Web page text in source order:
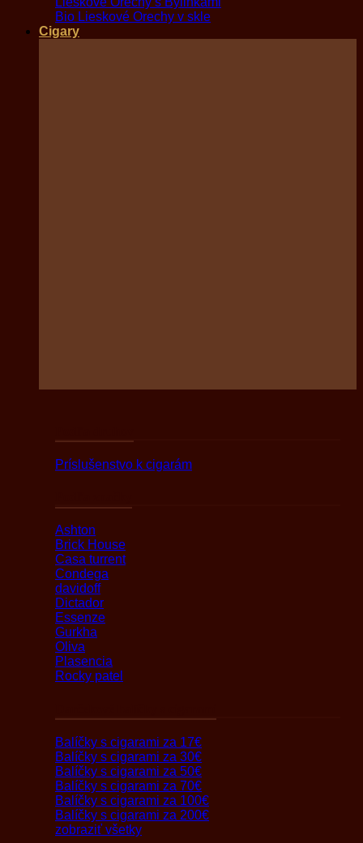
Bio Lieskové Orechy v skle
Cigary
Príslušenstvo k cigarám
Ashton
Brick House
Casa turrent
Condega
davidoff
Dictador
Essenze
Gurkha
Oliva
Plasencia
Rocky patel
Balíčky s cigarami za 17€
Balíčky s cigarami za 30€
Balíčky s cigarami za 50€
Balíčky s cigarami za 70€
Balíčky s cigarami za 100€
Balíčky s cigarami za 200€
zobraziť všetky